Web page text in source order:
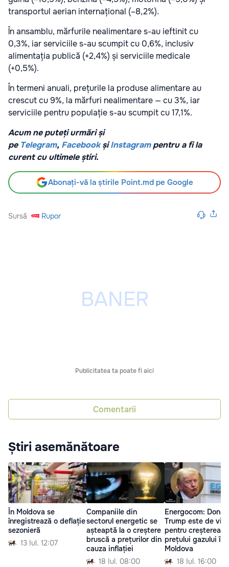
transportul aerian internațional (–8,2%).
În ansamblu, mărfurile nealimentare s-au ieftinit cu
0,3%, iar serviciile s-au scumpit cu 0,6%, inclusiv
alimentația publică (+2,4%) și serviciile medicale
(+0,5%).
În termeni anuali, prețurile la produse alimentare au
crescut cu 9%, la mărfuri nealimentare — cu 3%, iar
serviciile pentru populație s-au scumpit cu 17,1%.
Acum ne puteți urmări și
pe Telegram, Facebook șiInstagrampentru a fi la
curent cu ultimele știri.
Abonați-vă la știrile Point.md pe Google
Sursă Rupor
Publicitatea ta poate fi aici
Comentarii
Știri asemănătoare
În Moldova se
înregistrează o deflație
sezonieră
13 Iul. 12:07
Companiile din
sectorul energetic se
așteaptă la o creștere
bruscă a prețurilor din
cauza inflației
18 Iul. 08:00
Energocom:
Trump este de
pentru creșterea
prețului gazului în
Moldova
18 Iul. 16:00